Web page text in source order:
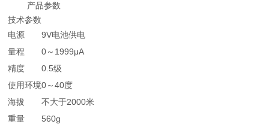
产品参数
技术参数
电源
9V电池供电
量程
0～1999μA
精度
0.5级
使用环境0～40度
海拔
不大于2000米
重量
560g